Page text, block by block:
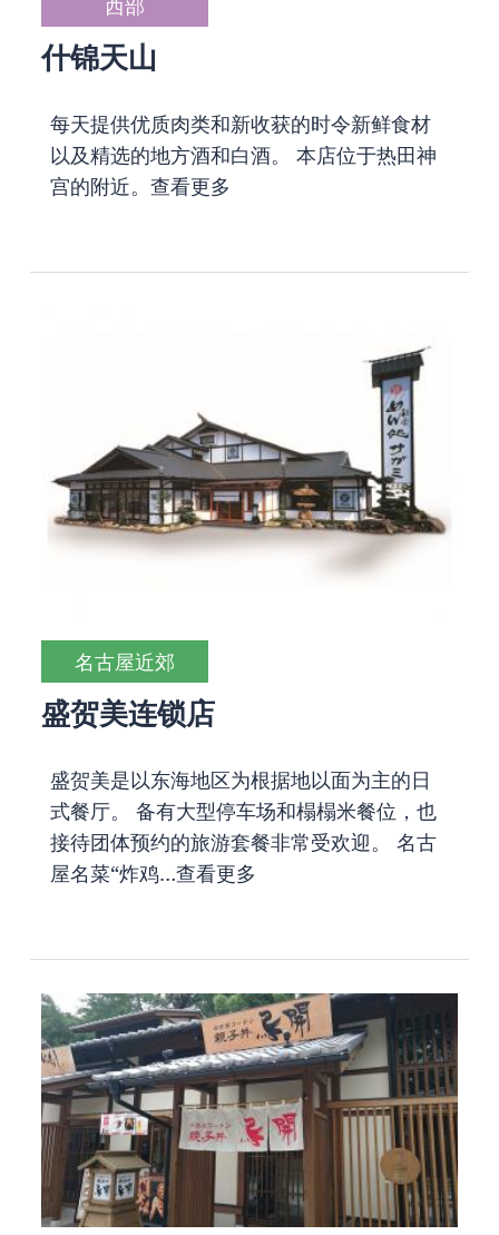
西部
什锦天山
每天提供优质肉类和新收获的时令新鲜食材
以及精选的地方酒和白酒。 本店位于热田神
宫的附近。 查看更多
名古屋近郊
盛贺美连锁店
盛贺美是以东海地区为根据地以面为主的日
式餐厅。 备有大型停车场和榻榻米餐位，也
接待团体预约的旅游套餐非常受欢迎。 名古
屋名菜“炸鸡…查看更多